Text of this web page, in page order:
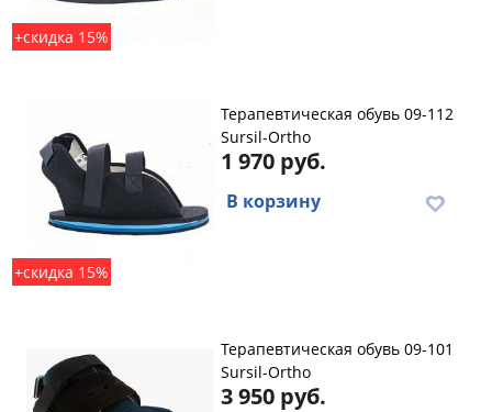
+скидка 15%
+скидка 15%
Терапевтическая обувь 09-112
Sursil-Ortho
1 970 руб.
В корзину
Терапевтическая обувь 09-101
Sursil-Ortho
3 950 руб.